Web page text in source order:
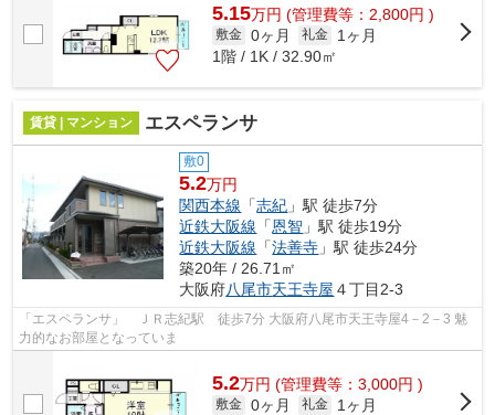
5.15万円 (管理費等：2,800円 )
敷金 0ヶ月 礼金
1ヶ月
1階 / 1K / 32.90㎡
賃貸 | マンション エスペランサ
敷0
5.2万円
関西本線 「志紀 」駅 徒歩7分
近鉄大阪線 「恩智 」駅 徒歩19分
近鉄大阪線 「法善寺 」駅 徒歩24分
築20年 / 26.71㎡
大阪府八尾市天王寺屋 ４丁目2-3
「エスペランサ」 ＪＲ志紀駅 徒歩7分 大阪府八尾市天王寺屋4－2－3 魅
力的なお部屋となっていま
5.2万円 (管理費等：3,000円 )
敷金 0ヶ月 礼金
1ヶ月